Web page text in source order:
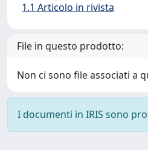
1.1 Articolo in rivista
File in questo prodotto:
Non ci sono file associati a
I documenti in IRIS sono